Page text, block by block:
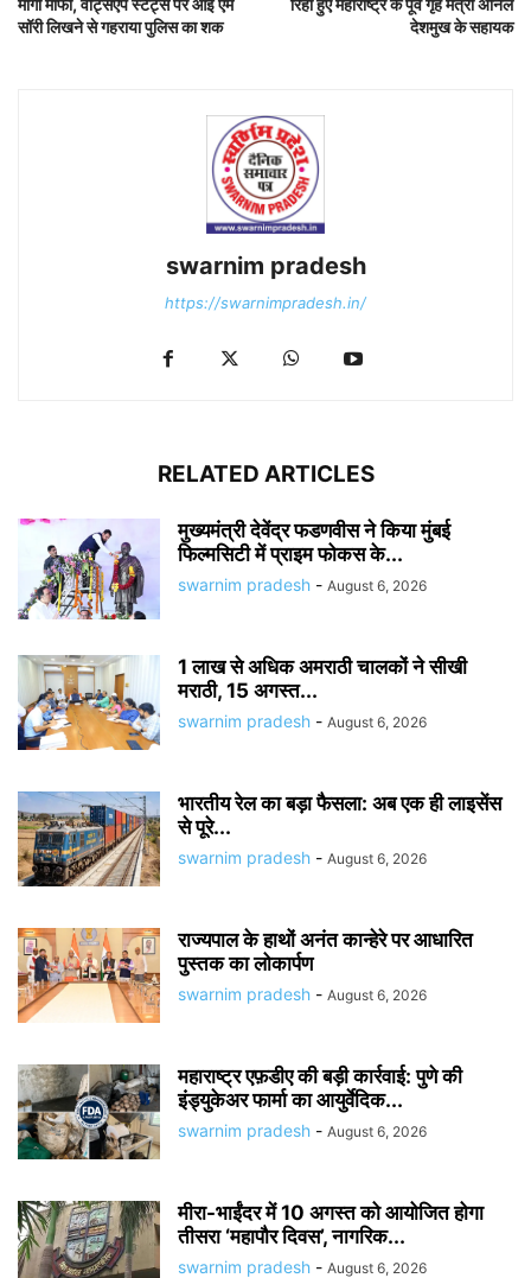
मांगी माफी, वॉट्सऐप स्टेट्स पर आई एम
सॉरी लिखने से गहराया पुलिस का शक
रिहा हुए महाराष्ट्र के पूर्व गृह मंत्री अनिल
देशमुख के सहायक
swarnim pradesh
https://swarnimpradesh.in/
RELATED ARTICLES
मुख्यमंत्री देवेंद्र फडणवीस ने किया मुंबई
फिल्मसिटी में प्राइम फोकस के...
swarnim pradesh - August 6, 2026
1 लाख से अधिक अमराठी चालकों ने सीखी
मराठी, 15 अगस्त...
swarnim pradesh - August 6, 2026
भारतीय रेल का बड़ा फैसला: अब एक ही लाइसेंस
से पूरे...
swarnim pradesh - August 6, 2026
राज्यपाल के हाथों अनंत कान्हेरे पर आधारित
पुस्तक का लोकार्पण
swarnim pradesh - August 6, 2026
महाराष्ट्र एफ़डीए की बड़ी कार्रवाई: पुणे की
इंड्युकेअर फार्मा का आयुर्वेदिक...
swarnim pradesh - August 6, 2026
मीरा-भाईंदर में 10 अगस्त को आयोजित होगा
तीसरा ‘महापौर दिवस’, नागरिक...
swarnim pradesh - August 6, 2026